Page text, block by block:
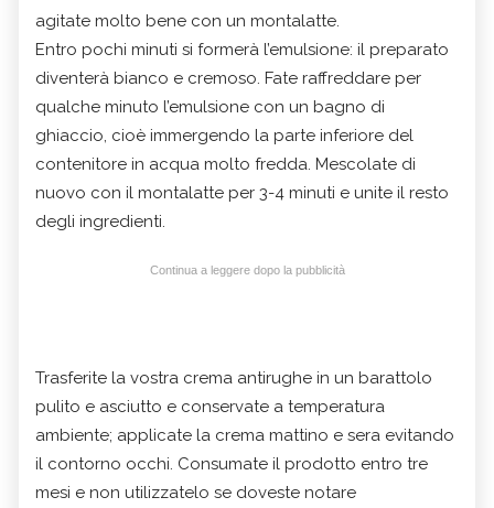
agitate molto bene con un montalatte.
Entro pochi minuti si formerà l’emulsione: il preparato
diventerà bianco e cremoso. Fate raffreddare per
qualche minuto l’emulsione con un bagno di
ghiaccio, cioè immergendo la parte inferiore del
contenitore in acqua molto fredda. Mescolate di
nuovo con il montalatte per 3-4 minuti e unite il resto
degli ingredienti.
Continua a leggere dopo la pubblicità
Trasferite la vostra crema antirughe in un barattolo
pulito e asciutto e conservate a temperatura
ambiente; applicate la crema mattino e sera evitando
il contorno occhi. Consumate il prodotto entro tre
mesi e non utilizzatelo se doveste notare